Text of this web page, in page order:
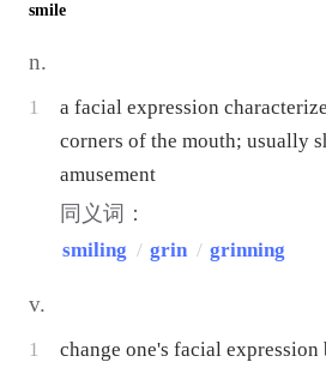
smile
n.
1
a facial expression
corners of the mouth; usually
amusement
同义词：
smiling / grin / grinning
v.
1
change one's facial